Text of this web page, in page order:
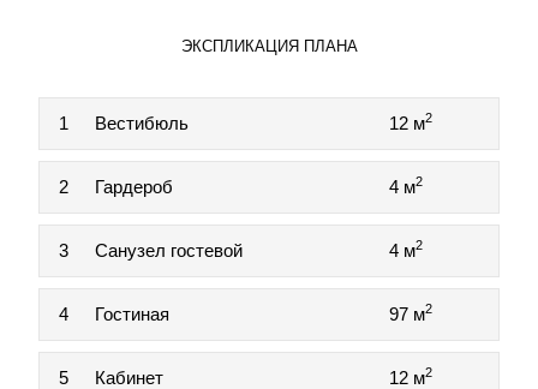
ЭКСПЛИКАЦИЯ ПЛАНА
1 Вестибюль 12 м2
2 Гардероб 4 м2
3 Санузел гостевой 4 м2
4 Гостиная 97 м2
5 Кабинет 12 м2